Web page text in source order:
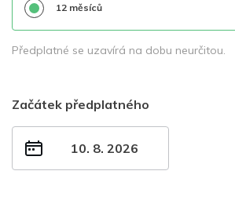
12 měsíců
Předplatné se uzavírá na dobu neurčitou.
Začátek předplatného